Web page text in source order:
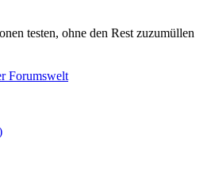
testen, ohne den Rest zuzumüllen
Forumswelt